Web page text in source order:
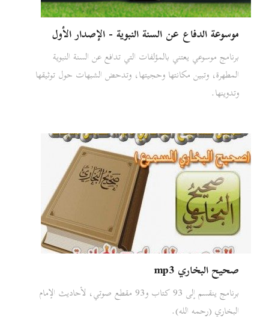
موسوعة الدفاع عن السنة النبوية - الإصدار الأول
برنامج موسوعي يعتني بالمؤلفات التي تدافع عن السنة النبوية
المطهرة، وتبين مكانتها وحجيتها، وتدحض الشبهات حول توثيقها
وتدوينها.
صحيح البخاري mp3
برنامج ينقسم إلى 93 كتاب و93 مقطع صوتي، لأحاديث الإمام
البخاري (رحمه الله).